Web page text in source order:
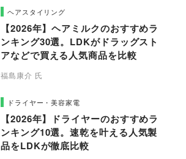
ヘアスタイリング
【2026年】ヘアミルクのおすすめラ
ンキング30選。LDKがドラッグスト
アなどで買える人気商品を比較
福島康介 氏
ドライヤー・美容家電
【2026年】ドライヤーのおすすめラ
ンキング10選。速乾を叶える人気製
品をLDKが徹底比較